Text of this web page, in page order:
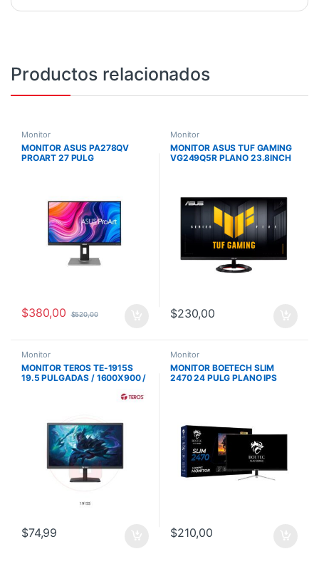
Productos relacionados
Monitor
MONITOR ASUS PA278QV
PROART 27 PULG
$380,00 $520,00
Monitor
MONITOR ASUS TUF GAMING
VG249Q5R PLANO 23.8INCH
$230,00
Monitor
MONITOR TEROS TE-1915S
19.5 PULGADAS / 1600X900 /
$74,99
Monitor
MONITOR BOETECH SLIM
2470 24 PULG PLANO IPS
$210,00